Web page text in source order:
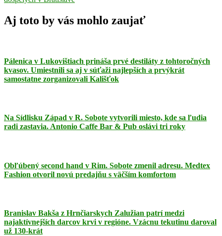
Aj toto by vás mohlo zaujať
Pálenica v Lukovištiach prináša prvé destiláty z tohtoročných
kvasov. Umiestnili sa aj v súťaži najlepších a prvýkrát
samostatne zorganizovali Kališťok
Na Sídlisku Západ v R. Sobote vytvorili miesto, kde sa ľudia
radi zastavia. Antonio Caffe Bar & Pub oslávi tri roky
Obľúbený second hand v Rim. Sobote zmenil adresu. Medtex
Fashion otvoril novú predajňu s väčším komfortom
Branislav Bakša z Hrnčiarskych Zalužian patrí medzi
najaktívnejších darcov krvi v regióne. Vzácnu tekutinu daroval
už 130-krát